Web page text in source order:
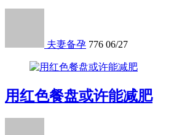
夫妻备孕 776 06/27
用红色餐盘或许能减肥